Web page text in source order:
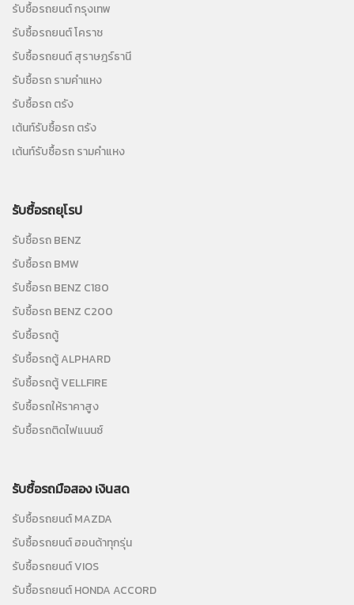
รับซื้อรถยนต์ กรุงเทพ
รับซื้อรถยนต์ โคราช
รับซื้อรถยนต์ สุราษฎร์ธานี
รับซื้อรถ รามคำแหง
รับซื้อรถ ตรัง
เต้นท์รับซื้อรถ ตรัง
เต้นท์รับซื้อรถ รามคำแหง
รับซื้อรถยุโรป
รับซื้อรถ BENZ
รับซื้อรถ BMW
รับซื้อรถ BENZ C180
รับซื้อรถ BENZ C200
รับซื้อรถตู้
รับซื้อรถตู้ ALPHARD
รับซื้อรถตู้ VELLFIRE
รับซื้อรถให้ราคาสูง
รับซื้อรถติดไฟแนนซ์
รับซื้อรถมือสอง เงินสด
รับซื้อรถยนต์ MAZDA
รับซื้อรถยนต์ ฮอนด้าทุกรุ่น
รับซื้อรถยนต์ VIOS
รับซื้อรถยนต์ HONDA ACCORD